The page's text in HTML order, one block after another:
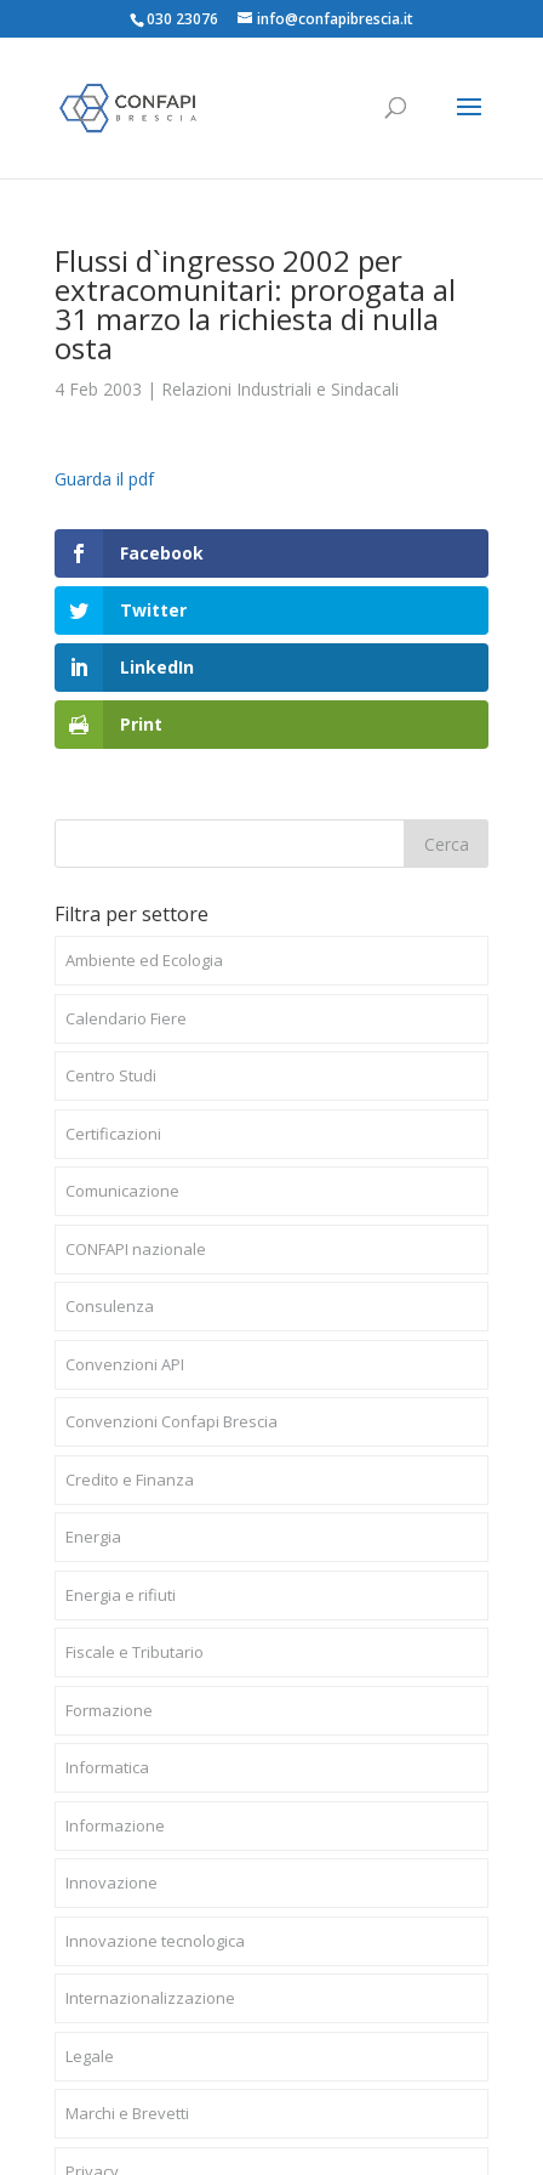
030 23076 info@confapibrescia.it
Flussi d`ingresso 2002 per
extracomunitari: prorogata al
31 marzo la richiesta di nulla
osta
4 Feb 2003 | Relazioni Industriali e Sindacali
Guarda il pdf
Facebook
Twitter
LinkedIn
Print
Filtra per settore
Ambiente ed Ecologia
Calendario Fiere
Centro Studi
Certificazioni
Comunicazione
CONFAPI nazionale
Consulenza
Convenzioni API
Convenzioni Confapi Brescia
Credito e Finanza
Energia
Energia e rifiuti
Fiscale e Tributario
Formazione
Informatica
Informazione
Innovazione
Innovazione tecnologica
Internazionalizzazione
Legale
Marchi e Brevetti